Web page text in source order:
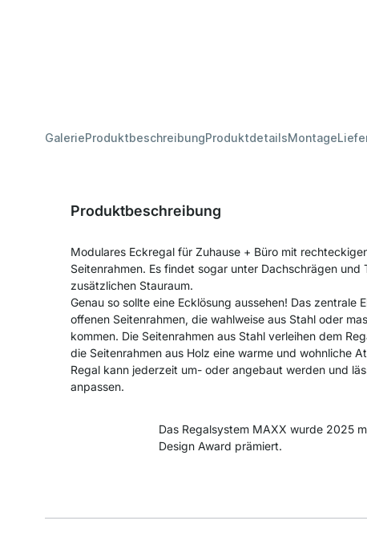
GalerieProduktbeschreibungProduktdetailsMontage
Produktbeschreibung
Modulares Eckregal für Zuhause + Büro mit
Seitenrahmen. Es findet sogar unter Dachschrägen
zusätzlichen Stauraum.
Genau so sollte eine Ecklösung aussehen! Das zentrale
offenen Seitenrahmen, die wahlweise aus Stahl oder
kommen. Die Seitenrahmen aus Stahl verleihen dem
die Seitenrahmen aus Holz eine warme und wohnliche
Regal kann jederzeit um- oder angebaut werden und
anpassen.
Das Regalsystem MAXX wurde 2025
Design Award prämiert.